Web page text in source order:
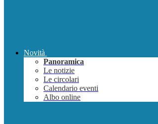
Novità
Panoramica
Le notizie
Le circolari
Calendario eventi
Albo online